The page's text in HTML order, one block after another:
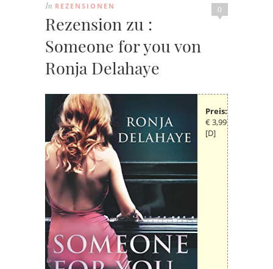
0
In REZENSIONEN
Rezension zu :
Someone for you von
Ronja Delahaye
Preis:
€ 3,99
[D]